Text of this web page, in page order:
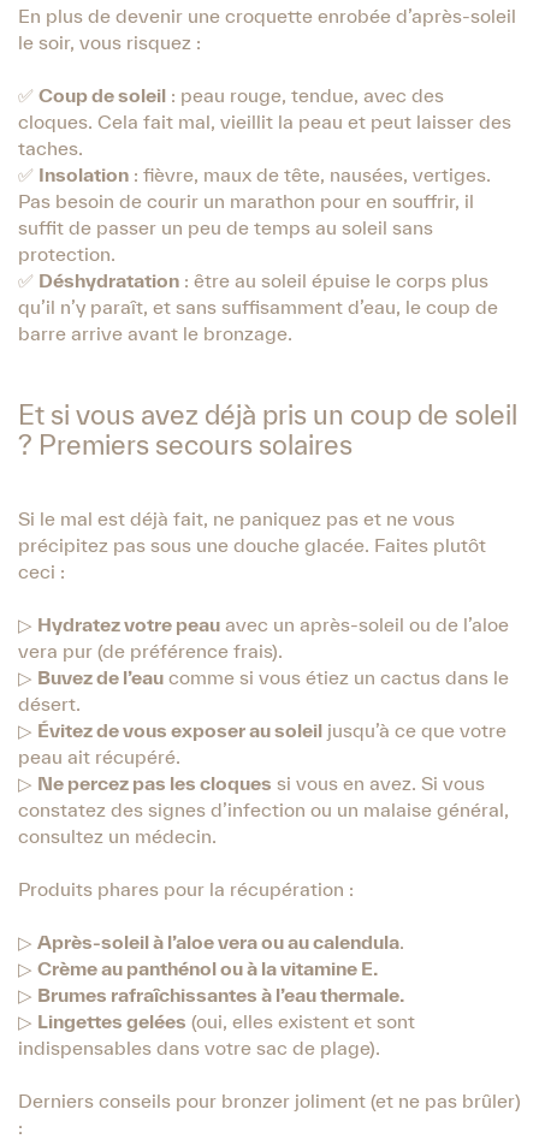
En plus de devenir une croquette enrobée d’après-soleil
le soir, vous risquez :
✅ Coup de soleil : peau rouge, tendue, avec des
cloques. Cela fait mal, vieillit la peau et peut laisser des
taches.
✅ Insolation : fièvre, maux de tête, nausées, vertiges.
Pas besoin de courir un marathon pour en souffrir, il
suffit de passer un peu de temps au soleil sans
protection.
✅ Déshydratation : être au soleil épuise le corps plus
qu’il n’y paraît, et sans suffisamment d’eau, le coup de
barre arrive avant le bronzage.
Et si vous avez déjà pris un coup de soleil
? Premiers secours solaires
Si le mal est déjà fait, ne paniquez pas et ne vous
précipitez pas sous une douche glacée. Faites plutôt
ceci :
▷ Hydratez votre peau avec un après-soleil ou de l’aloe
vera pur (de préférence frais).
▷ Buvez de l’eau comme si vous étiez un cactus dans le
désert.
▷ Évitez de vous exposer au soleil jusqu’à ce que votre
peau ait récupéré.
▷ Ne percez pas les cloques si vous en avez. Si vous
constatez des signes d’infection ou un malaise général,
consultez un médecin.
Produits phares pour la récupération :
▷ Après-soleil à l’aloe vera ou au calendula.
▷ Crème au panthénol ou à la vitamine E.
▷ Brumes rafraîchissantes à l’eau thermale.
▷ Lingettes gelées (oui, elles existent et sont
indispensables dans votre sac de plage).
Derniers conseils pour bronzer joliment (et ne pas brûler)
: